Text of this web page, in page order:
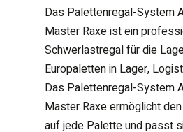
Das Palettenregal-System
Master Raxe ist ein
Schwerlastregal für die
Europaletten in Lager,
Das Palettenregal-System
Master Raxe ermöglicht
auf jede Palette und passt